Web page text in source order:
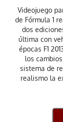
Videojuego
de Fórmula 1
dos
última con
épocas F1
los
sistema de
realismo la